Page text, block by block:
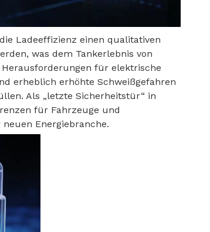
Ladeeffizienz einen qualitativen
was dem Tankerlebnis von
für elektrische
erheblich erhöhte Schweißgefahren
Als „letzte Sicherheitstür“ in
für Fahrzeuge und
Energiebranche.